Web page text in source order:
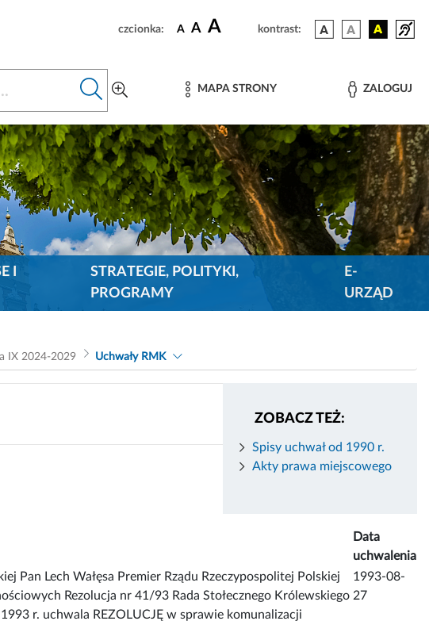
czcionka: A A A kontrast:
MAPA STRONY ZALOGUJ
I
STRATEGIE, POLITYKI,
PROGRAMY
E-
URZĄD
IX 2024-2029 Uchwały RMK
ZOBACZ TEŻ:
Spisy uchwał od 1990 r.
Akty prawa miejscowego
Data
uchwalenia
Pan Lech Wałęsa Premier Rządu Rzeczypospolitej Polskiej
Rezolucja nr 41/93 Rada Stołecznego Królewskiego
r. uchwala REZOLUCJĘ w sprawie komunalizacji
1993-08-
27